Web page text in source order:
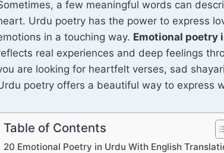
e
b
o
o
k
er l
a
d
s
s
A
p
p
e
dI
n
di
t
y
Li
n
k
s
e
n
g
a few meaningful words can
Urdu poetry has the power to express
in a touching way. Emotional poetry
real experiences and deep feelings
are looking for heartfelt verses, sad
poetry offers a beautiful way to express
Table of Contents
20 Emotional Poetry in Urdu With English